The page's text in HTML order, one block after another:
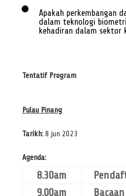
Apakah perkembangan
dalam teknologi
kehadiran dalam sektor
Tentatif Program
Pulau Pinang
Tarikh:8 jun 2023
Agenda:
8.30am
9.00am